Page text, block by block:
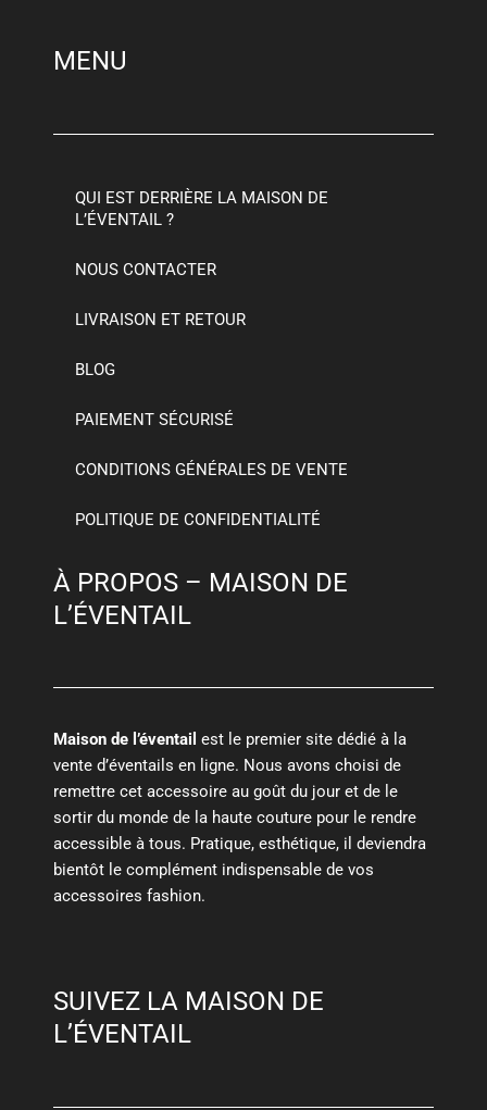
MENU
QUI EST DERRIÈRE LA MAISON DE
L’ÉVENTAIL ?
NOUS CONTACTER
LIVRAISON ET RETOUR
BLOG
PAIEMENT SÉCURISÉ
CONDITIONS GÉNÉRALES DE VENTE
POLITIQUE DE CONFIDENTIALITÉ
À PROPOS – MAISON DE
L’ÉVENTAIL
Maison de l’éventail est le premier site dédié à la
vente d’éventails en ligne. Nous avons choisi de
remettre cet accessoire au goût du jour et de le
sortir du monde de la haute couture pour le rendre
accessible à tous. Pratique, esthétique, il deviendra
bientôt le complément indispensable de vos
accessoires fashion.
SUIVEZ LA MAISON DE
L’ÉVENTAIL